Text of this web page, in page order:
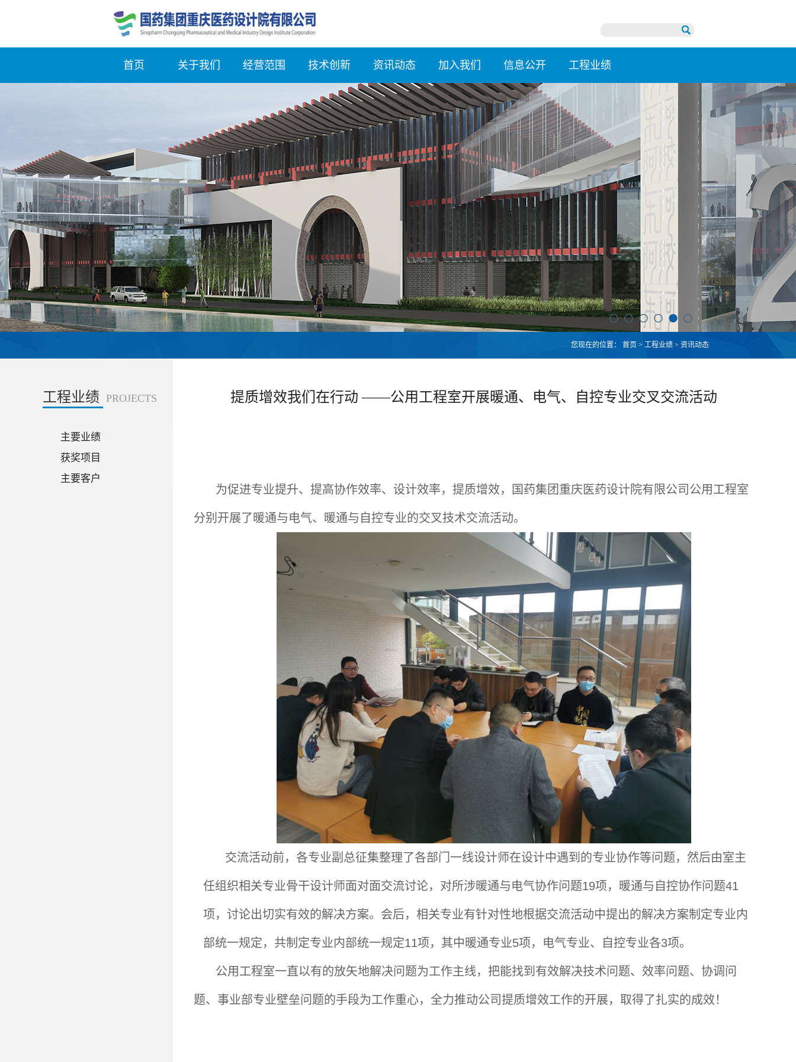
首页 关于我们 经营范围 技术创新 资讯动态 加入我们 信息公开 工程业绩
您现在的位置： 首页 > 工程业绩 > 资讯动态
工程业绩 PROJECTS
主要业绩
获奖项目
主要客户
提质增效我们在行动 ——公用工程室开展暖通、电气、自控专业交叉交流活动
为促进专业提升、提高协作效率、设计效率，提质增效，国药集团重庆医药设计院有限公司公用工程室
分别开展了暖通与电气、暖通与自控专业的交叉技术交流活动。
交流活动前，各专业副总征集整理了各部门一线设计师在设计中遇到的专业协作等问题，然后由室主
任组织相关专业骨干设计师面对面交流讨论，对所涉暖通与电气协作问题19项，暖通与自控协作问题41
项，讨论出切实有效的解决方案。会后，相关专业有针对性地根据交流活动中提出的解决方案制定专业内
部统一规定，共制定专业内部统一规定11项，其中暖通专业5项，电气专业、自控专业各3项。
公用工程室一直以有的放矢地解决问题为工作主线，把能找到有效解决技术问题、效率问题、协调问
题、事业部专业壁垒问题的手段为工作重心，全力推动公司提质增效工作的开展，取得了扎实的成效！